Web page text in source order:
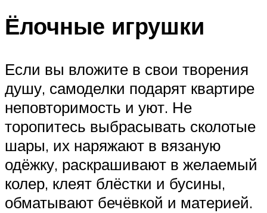
Ёлочные игрушки
Если вы вложите в свои творения
душу, самоделки подарят квартире
неповторимость и уют. Не
торопитесь выбрасывать сколотые
шары, их наряжают в вязаную
одёжку, раскрашивают в желаемый
колер, клеят блёстки и бусины,
обматывают бечёвкой и материей.